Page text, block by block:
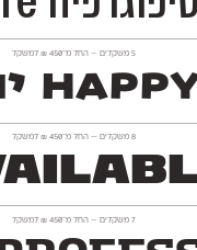
‫5 משקלים — החל מ־ 450
₪למשקל
‫8 משקלים — החל מ־ 450
₪למשקל
‫7 משקלים — החל מ־450
₪למשקל